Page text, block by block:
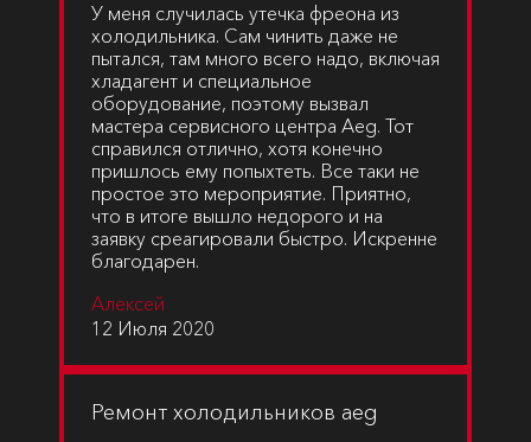
У меня случилась утечка фреона из
холодильника. Сам чинить даже не
пытался, там много всего надо, включая
хладагент и специальное
оборудование, поэтому вызвал
мастера сервисного центра Aeg. Тот
справился отлично, хотя конечно
пришлось ему попыхтеть. Все таки не
простое это мероприятие. Приятно,
что в итоге вышло недорого и на
заявку среагировали быстро. Искренне
благодарен.
Алексей
12 Июля 2020
Ремонт холодильников aeg